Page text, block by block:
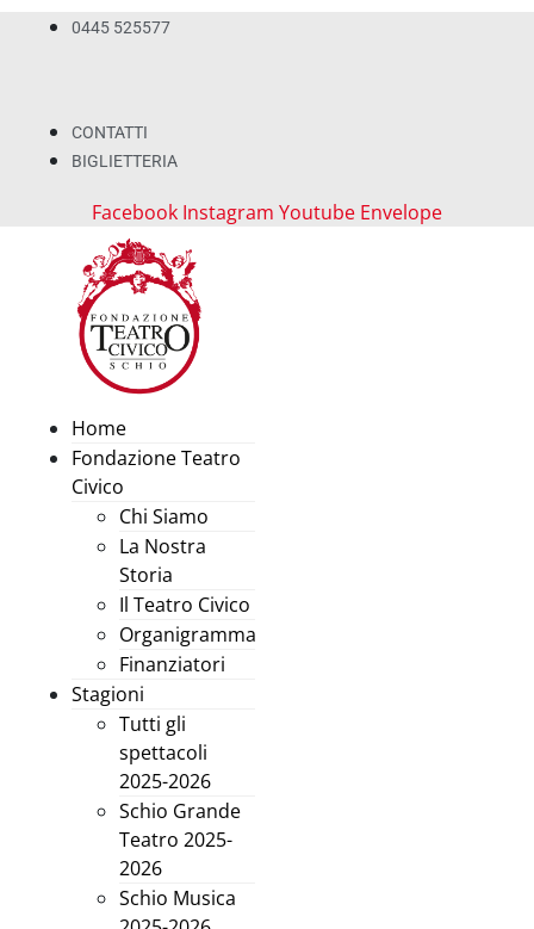
0445 525577
CONTATTI
BIGLIETTERIA
Facebook Instagram Youtube Envelope
Home
Fondazione Teatro
Civico
Chi Siamo
La Nostra
Storia
Il Teatro Civico
Organigramma
Finanziatori
Stagioni
Tutti gli
spettacoli
2025-2026
Schio Grande
Teatro 2025-
2026
Schio Musica